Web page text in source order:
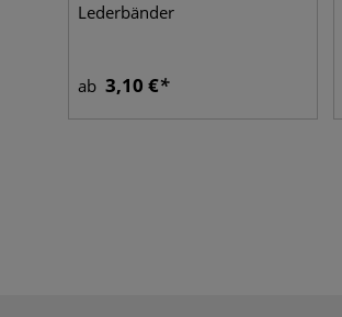
Lederbänder
ab 3,10 €